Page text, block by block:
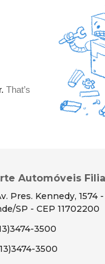
Automóveis
Pres. Kennedy, 1574
SP - CEP 11702200
3500
3500